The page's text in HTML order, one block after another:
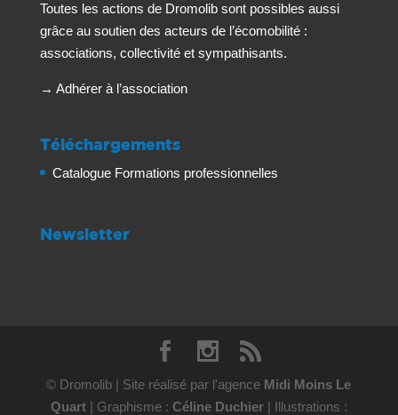
Toutes les actions de Dromolib sont possibles aussi
grâce au soutien des acteurs de l’écomobilité :
associations, collectivité et sympathisants.
→ Adhérer à l’association
Téléchargements
Catalogue Formations professionnelles
Newsletter
© Dromolib | Site réalisé par l'agence Midi Moins Le
Quart| Graphisme : Céline Duchier| Illustrations :